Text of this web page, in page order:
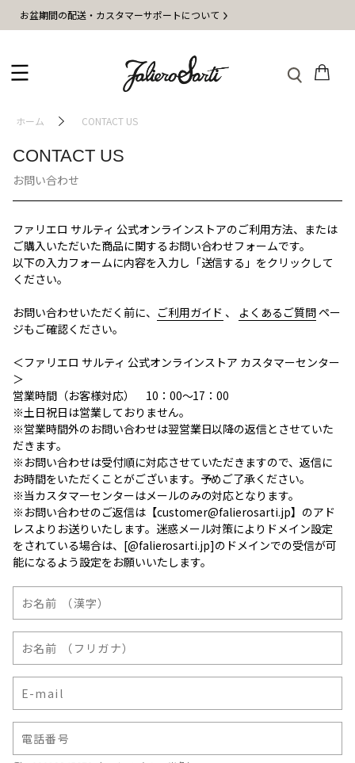
お盆期間の配送・カスタマーサポートについて
ホーム CONTACT US
CONTACT US
お問い合わせ
ファリエロ サルティ 公式オンラインストアのご利用方法、または
ご購入いただいた商品に関するお問い合わせフォームです。
以下の入力フォームに内容を入力し「送信する」をクリックして
ください。
お問い合わせいただく前に、 ご利用ガイド 、 よくあるご質問 ペー
ジもご確認ください。
＜ファリエロ サルティ 公式オンラインストア カスタマーセンター
＞
営業時間（お客様対応） 10：00～17：00
※土日祝日は営業しておりません。
※営業時間外のお問い合わせは翌営業日以降の返信とさせていた
だきます。
※お問い合わせは受付順に対応させていただきますので、返信に
お時間をいただくことがございます。予めご了承ください。
※当カスタマーセンターはメールのみの対応となります。
※お問い合わせのご返信は【customer@falierosarti.jp】のアド
レスよりお送りいたします。迷惑メール対策によりドメイン設定
をされている場合は、[@falierosarti.jp]のドメインでの受信が可
能になるよう設定をお願いいたします。